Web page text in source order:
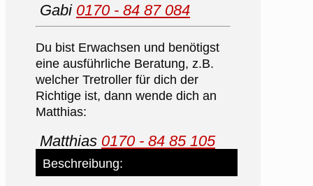
Gabi 0170 - 84 87 084
Du bist Erwachsen und benötigst
eine ausführliche Beratung, z.B.
welcher Tretroller für dich der
Richtige ist, dann wende dich an
Matthias:
Matthias 0170 - 84 85 105
Beschreibung: